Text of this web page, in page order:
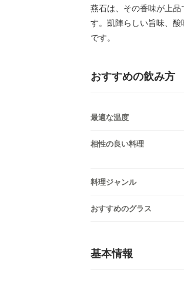
燕石は、その香味が上
す。凱陣らしい旨味、
です。
おすすめの飲み方
最適な温度
相性の良い料理
料理ジャンル
おすすめのグラス
基本情報